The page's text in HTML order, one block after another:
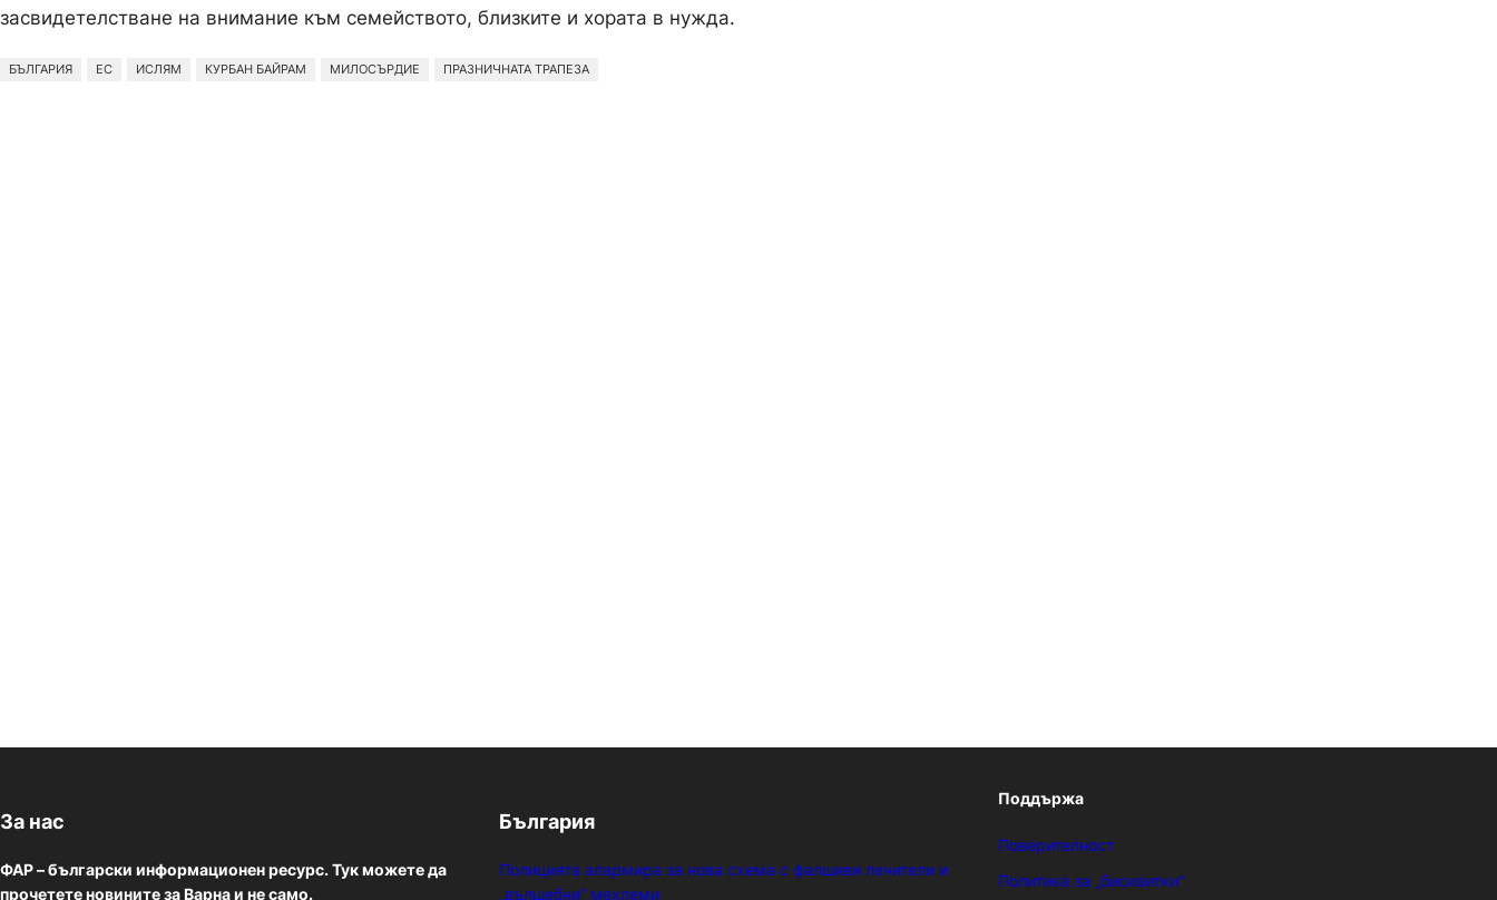
засвидетелстване на внимание към семейството, близките и хората в нужда.
БЪЛГАРИЯ ЕС ИСЛЯМ КУРБАН БАЙРАМ МИЛОСЪРДИЕ ПРАЗНИЧНАТА ТРАПЕЗА
За нас
ФАР – български информационен ресурс. Тук можете да
прочетете новините за Варна и не само.
България
Полицията алармира за нова схема с фалшиви лечители и
„вълшебни“ мехлеми
Поддържа
Поверителност
Политика за „бисквитки“